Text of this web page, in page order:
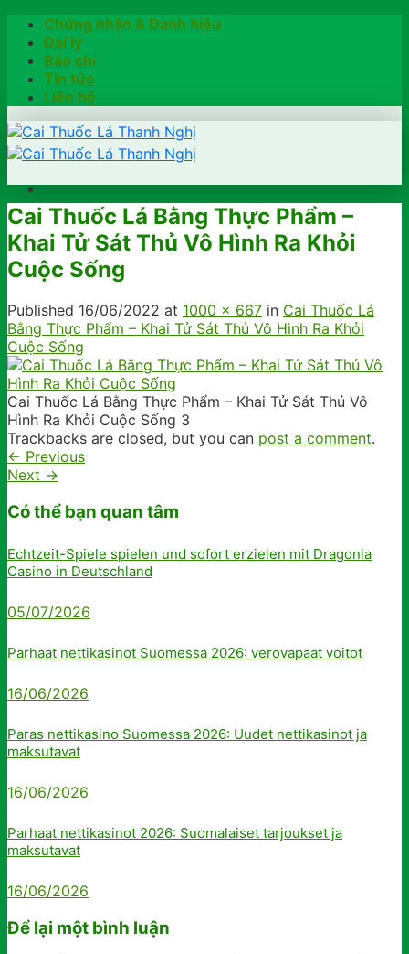
Skip
content
Chứng nhận & Danh hiệu
Đại lý
Báo chí
Tin tức
Liên hệ
Trang chủ
Hướng dẫn
Khách hàng chia sẻ
Kiểm tra chính hãng
Hotline: 0902791922
Cai Thuốc Lá Bằng Thực Phẩm –
Khai Tử Sát Thủ Vô Hình Ra Khỏi
Cuộc Sống
Published 16/06/2022 at 1000 × 667 in Cai Thuốc Lá
Bằng Thực Phẩm – Khai Tử Sát Thủ Vô Hình Ra Khỏi
Cuộc Sống
Cai Thuốc Lá Bằng Thực Phẩm – Khai Tử Sát Thủ Vô
Hình Ra Khỏi Cuộc Sống 3
Trackbacks are closed, but you can post a comment.
← Previous
Next →
Có thể bạn quan tâm
Echtzeit-Spiele spielen und sofort erzielen mit Dragonia
Casino in Deutschland
05/07/2026
Parhaat nettikasinot Suomessa 2026: verovapaat voitot
16/06/2026
Paras nettikasino Suomessa 2026: Uudet nettikasinot ja
maksutavat
16/06/2026
Parhaat nettikasinot 2026: Suomalaiset tarjoukset ja
maksutavat
16/06/2026
Để lại một bình luận